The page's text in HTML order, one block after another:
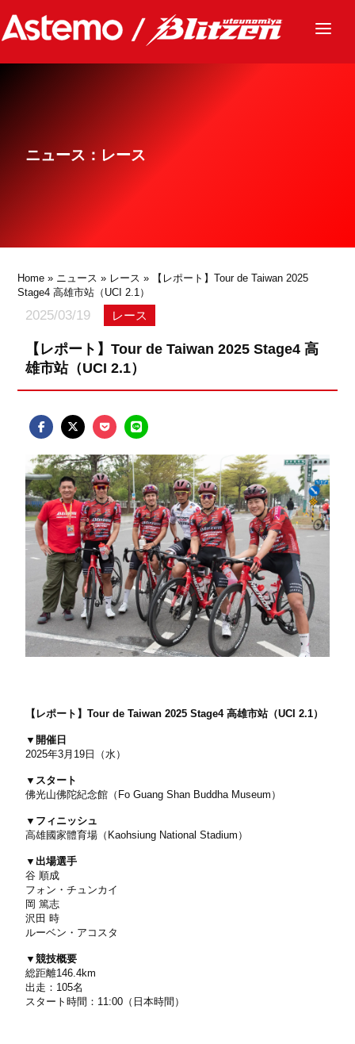
ニュース
グッズ
ニュース：レース
Home » ニュース » レース » 【レポート】Tour de Taiwan 2025
Stage4 高雄市站（UCI 2.1）
2025/03/19 レース
【レポート】Tour de Taiwan 2025 Stage4 高
雄市站（UCI 2.1）
【レポート】Tour de Taiwan 2025 Stage4 高雄市站（UCI 2.1）
▼開催日
2025年3月19日（水）
▼スタート
佛光山佛陀紀念館（Fo Guang Shan Buddha Museum）
▼フィニッシュ
高雄國家體育場（Kaohsiung National Stadium）
▼出場選手
谷 順成
フォン・チュンカイ
岡 篤志
沢田 時
ルーベン・アコスタ
▼競技概要
総距離146.4km
出走：105名
スタート時間：11:00（日本時間）